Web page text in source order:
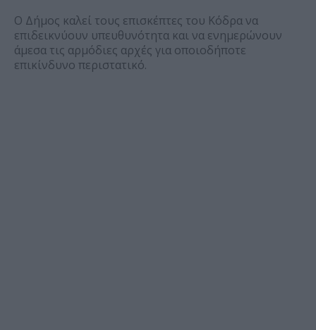
Ο Δήμος καλεί τους επισκέπτες του Κόδρα να
επιδεικνύουν υπευθυνότητα και να ενημερώνουν
άμεσα τις αρμόδιες αρχές για οποιοδήποτε
επικίνδυνο περιστατικό.